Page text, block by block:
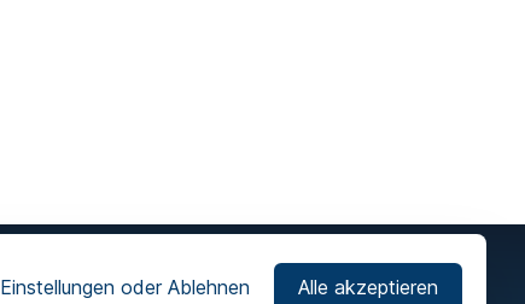
Einstellungen oder Ablehnen Alle akzeptieren